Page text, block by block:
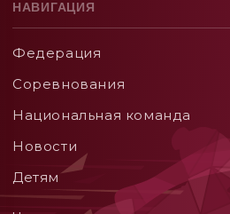
НАВИГАЦИЯ
Федерация
Соревнования
Национальная команда
Новости
Детям